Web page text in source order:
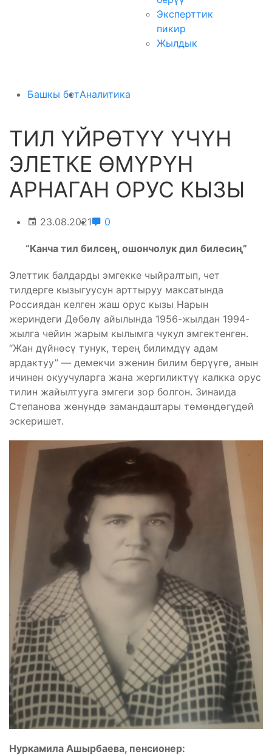
Эксперттик
пикир
Жылдык
Башкы бетАналитика
ТИЛ ҮЙРӨТҮҮ ҮЧҮН
ЭЛЕТКЕ ӨМҮРҮН
АРНАГАН ОРУС КЫЗЫ
23.08.2021 0
“Канча тил билсең, ошончолук дил билесиң”
Элеттик балдарды эмгекке чыйралтып, чет
тилдерге кызыгуусун арттыруу максатында
Россиядан келген жаш орус кызы Нарын
жериндеги Дөбөлү айылында 1956-жылдан 1994-
жылга чейин жарым кылымга чукул эмгектенген.
“Жан дүйнөсү тунук, терең билимдүү адам
ардактуу” — демекчи эженин билим берүүгө, анын
ичинен окуучуларга жана жергиликтүү калкка орус
тилин жайылтууга эмгеги зор болгон. Зинаида
Степанова жөнүндө замандаштары төмөндөгүдөй
эскеришет.
Нуркамила Ашырбаева, пенсионер: